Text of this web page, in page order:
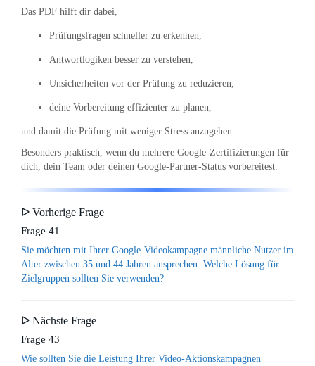
Das PDF hilft dir dabei,
Prüfungsfragen schneller zu erkennen,
Antwortlogiken besser zu verstehen,
Unsicherheiten vor der Prüfung zu reduzieren,
deine Vorbereitung effizienter zu planen,
und damit die Prüfung mit weniger Stress anzugehen.
Besonders praktisch, wenn du mehrere Google-Zertifizierungen für
dich, dein Team oder deinen Google-Partner-Status vorbereitest.
ᐅ Vorherige Frage
Frage 41
Sie möchten mit Ihrer Google-Videokampagne männliche Nutzer im
Alter zwischen 35 und 44 Jahren ansprechen. Welche Lösung für
Zielgruppen sollten Sie verwenden?
ᐅ Nächste Frage
Frage 43
Wie sollten Sie die Leistung Ihrer Video-Aktionskampagnen